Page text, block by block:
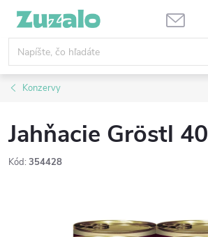
Prejsť
obsah
Konzervy
Jahňacie Gröstl
Kód: 354428